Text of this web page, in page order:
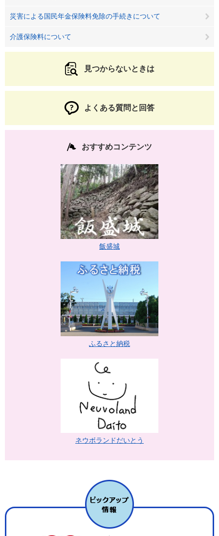
災害による国民年金保険料免除の手続きについて
介護保険料について
見つからないときは
よくある質問と回答
おすすめコンテンツ
飯盛城
ふるさと納税
ネウボランドだいとう